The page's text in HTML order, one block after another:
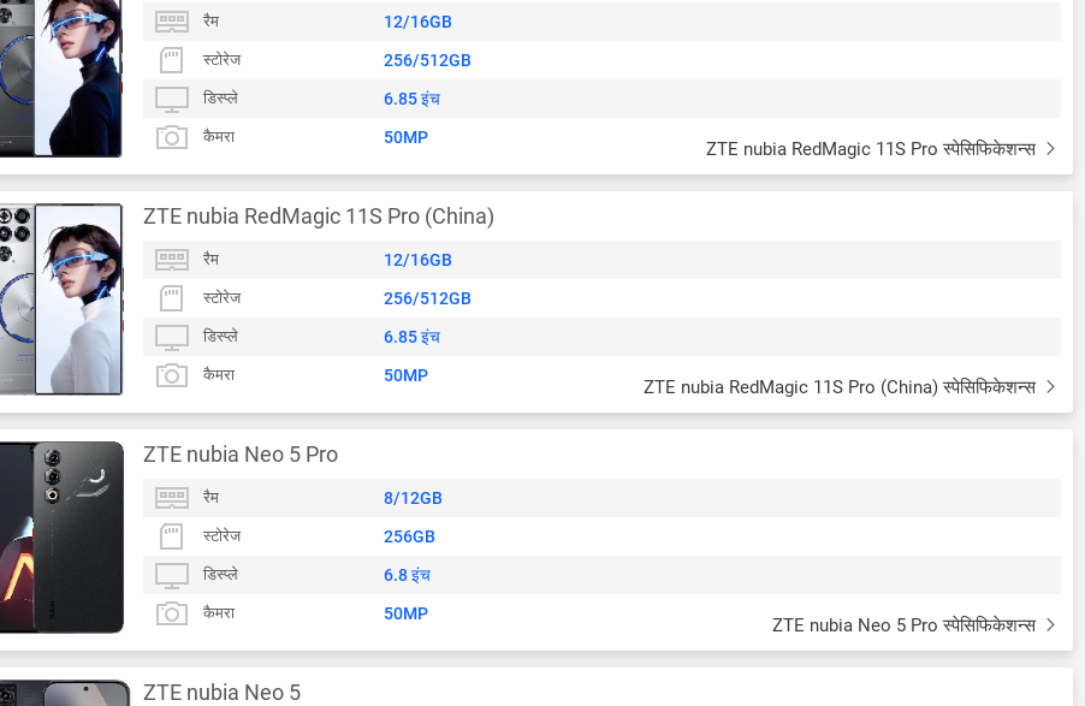
रैम 12/16GB
स्टोरेज 256/512GB
डिस्प्ले 6.85 इंच
कैमरा 50MP
ZTE nubia RedMagic 11S Pro स्पेसिफिकेशन्स
ZTE nubia RedMagic 11S Pro (China)
रैम 12/16GB
स्टोरेज 256/512GB
डिस्प्ले 6.85 इंच
कैमरा 50MP
ZTE nubia RedMagic 11S Pro (China) स्पेसिफिकेशन्स
ZTE nubia Neo 5 Pro
रैम 8/12GB
स्टोरेज 256GB
डिस्प्ले 6.8 इंच
कैमरा 50MP
ZTE nubia Neo 5 Pro स्पेसिफिकेशन्स
ZTE nubia Neo 5